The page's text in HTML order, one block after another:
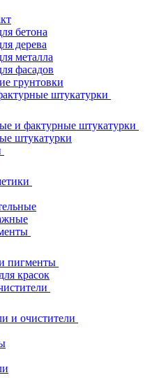
бетона
дерева
металла
фасадов
грунтовки
штукатурки
и фактурные штукатурки
штукатурки
пигменты
красок
и очистители